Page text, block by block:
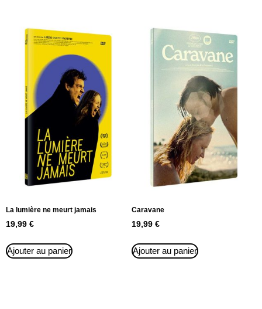
La lumière ne meurt jamais
19,99 €
Ajouter au panier
Caravane
19,99 €
Ajouter au panier